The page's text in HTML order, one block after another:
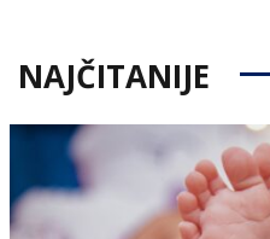
NAJČITANIJE